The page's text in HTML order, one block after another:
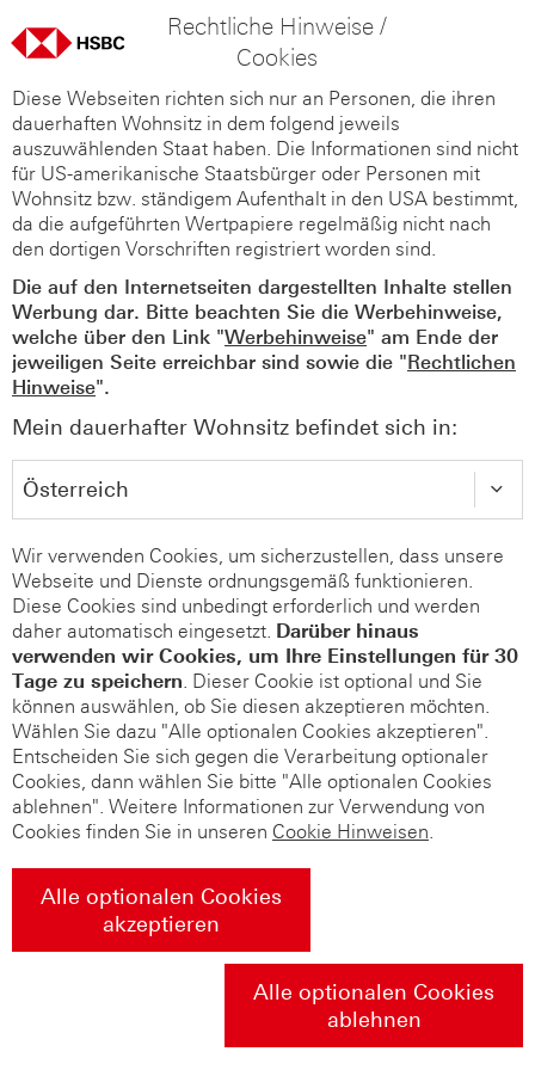
Rechtliche Hinweise /
Cookies
Diese Webseiten richten sich nur an Personen, die ihren
dauerhaften Wohnsitz in dem folgend jeweils
auszuwählenden Staat haben. Die Informationen sind nicht
für US-amerikanische Staatsbürger oder Personen mit
Wohnsitz bzw. ständigem Aufenthalt in den USA bestimmt,
da die aufgeführten Wertpapiere regelmäßig nicht nach
den dortigen Vorschriften registriert worden sind.
Die auf den Internetseiten dargestellten Inhalte stellen
Werbung dar. Bitte beachten Sie die Werbehinweise,
welche über den Link "Werbehinweise" am Ende der
jeweiligen Seite erreichbar sind sowie die "Rechtlichen
Hinweise".
Mein dauerhafter Wohnsitz befindet sich in:
Wir verwenden Cookies, um sicherzustellen, dass unsere
Webseite und Dienste ordnungsgemäß funktionieren.
Diese Cookies sind unbedingt erforderlich und werden
daher automatisch eingesetzt. Darüber hinaus
verwenden wir Cookies, um Ihre Einstellungen für 30
Tage zu speichern. Dieser Cookie ist optional und Sie
können auswählen, ob Sie diesen akzeptieren möchten.
Wählen Sie dazu "Alle optionalen Cookies akzeptieren".
Entscheiden Sie sich gegen die Verarbeitung optionaler
Cookies, dann wählen Sie bitte "Alle optionalen Cookies
ablehnen". Weitere Informationen zur Verwendung von
Cookies finden Sie in unseren Cookie Hinweisen.
Alle optionalen Cookies
akzeptieren
Alle optionalen Cookies
ablehnen